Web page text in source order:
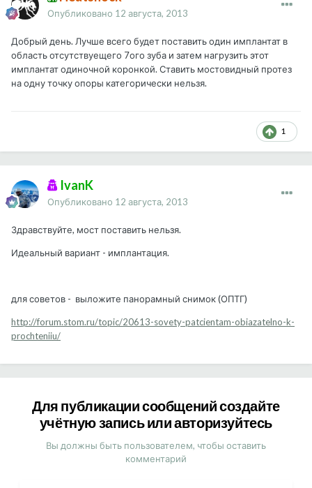
Опубликовано 12 августа, 2013
Добрый день. Лучше всего будет поставить один имплантат в
область отсутствуещего 7ого зуба и затем нагрузить этот
имплантат одиночной коронкой. Ставить мостовидный протез
на одну точку опоры категорически нельзя.
1
IvanK
Опубликовано 12 августа, 2013
Здравствуйте, мост поставить нельзя.
Идеальный вариант - имплантация.
для советов - выложите панорамный снимок (ОПТГ)
http://forum.stom.ru/topic/20613-sovety-patcientam-obiazatelno-k-
prochteniiu/
Для публикации сообщений создайте
учётную запись или авторизуйтесь
Вы должны быть пользователем, чтобы оставить
комментарий